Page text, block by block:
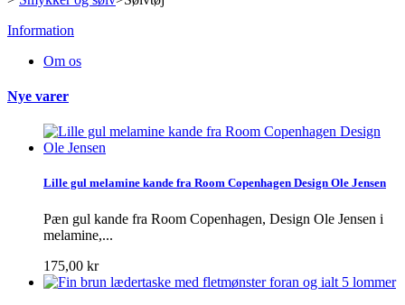
Information
Om os
Nye varer
Lille gul melamine kande fra Room Copenhagen Design Ole Jensen
Pæn gul kande fra Room Copenhagen, Design Ole Jensen i
melamine,...
175,00 kr